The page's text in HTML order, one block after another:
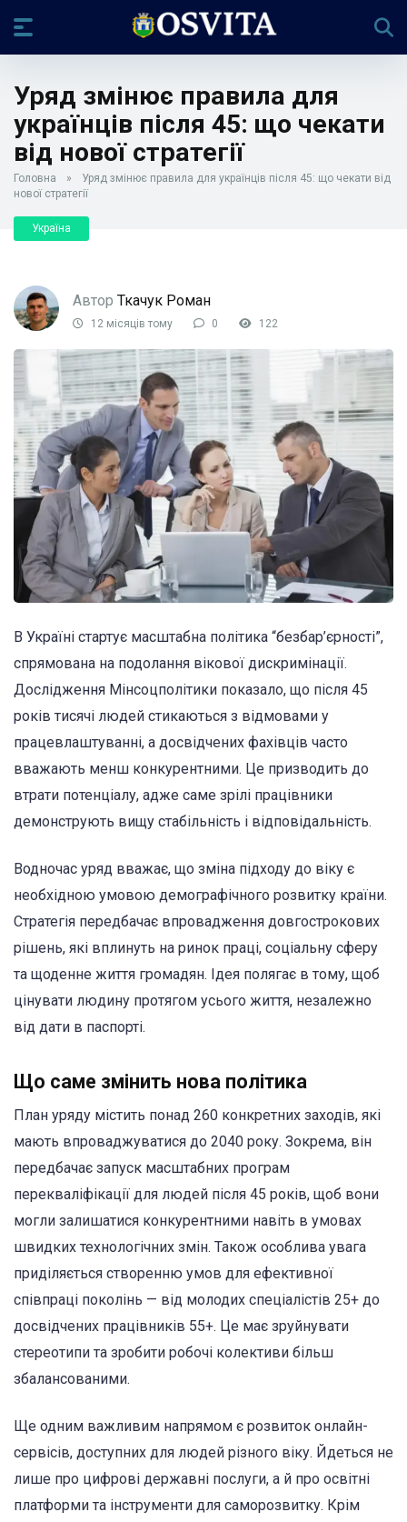
Уряд змінює правила для
українців після 45: що чекати
від нової стратегії
Головна »
Уряд змінює правила для українців після 45: що чекати від
нової стратегії
Україна
Автор Ткачук Роман
12 місяців тому 0 122
В Україні стартує масштабна політика “безбар’єрності”,
спрямована на подолання вікової дискримінації.
Дослідження Мінсоцполітики показало, що після 45
років тисячі людей стикаються з відмовами у
працевлаштуванні, а досвідчених фахівців часто
вважають менш конкурентними. Це призводить до
втрати потенціалу, адже саме зрілі працівники
демонструють вищу стабільність і відповідальність.
Водночас уряд вважає, що зміна підходу до віку є
необхідною умовою демографічного розвитку країни.
Стратегія передбачає впровадження довгострокових
рішень, які вплинуть на ринок праці, соціальну сферу
та щоденне життя громадян. Ідея полягає в тому, щоб
цінувати людину протягом усього життя, незалежно
від дати в паспорті.
Що саме змінить нова політика
План уряду містить понад 260 конкретних заходів, які
мають впроваджуватися до 2040 року. Зокрема, він
передбачає запуск масштабних програм
перекваліфікації для людей після 45 років, щоб вони
могли залишатися конкурентними навіть в умовах
швидких технологічних змін. Також особлива увага
приділяється створенню умов для ефективної
співпраці поколінь — від молодих спеціалістів 25+ до
досвідчених працівників 55+. Це має зруйнувати
стереотипи та зробити робочі колективи більш
збалансованими.
Ще одним важливим напрямом є розвиток онлайн-
сервісів, доступних для людей різного віку. Йдеться не
лише про цифрові державні послуги, а й про освітні
платформи та інструменти для саморозвитку. Крім